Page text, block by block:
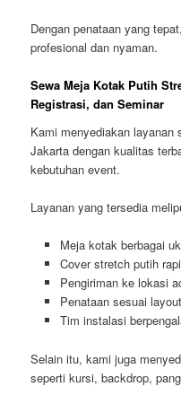
Dengan penataan yang
profesional dan nyaman.
Sewa Meja Kotak Putih
Registrasi, dan Seminar
Kami menyediakan
Jakarta dengan kualitas
kebutuhan event.
Layanan yang tersedia
Meja kotak berbagai
Cover stretch putih rapi
Pengiriman ke lokasi
Penataan sesuai layout
Tim instalasi
Selain itu, kami juga
seperti kursi, backdrop,